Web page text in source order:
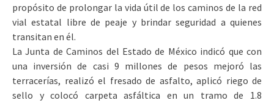
propósito de prolongar la vida útil de los caminos de la red
vial estatal libre de peaje y brindar seguridad a quienes
transitan en él.
La Junta de Caminos del Estado de México indicó que con
una inversión de casi 9 millones de pesos mejoró las
terracerías, realizó el fresado de asfalto, aplicó riego de
sello y colocó carpeta asfáltica en un tramo de 1.8